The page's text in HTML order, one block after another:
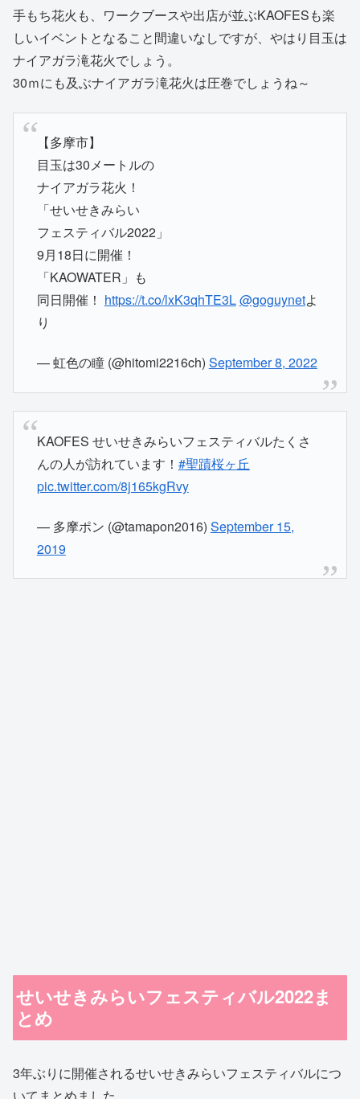
手もち花火も、ワークブースや出店が並ぶKAOFESも楽
しいイベントとなること間違いなしですが、やはり目玉は
ナイアガラ滝花火でしょう。
30ｍにも及ぶナイアガラ滝花火は圧巻でしょうね～
【多摩市】
目玉は30メートルの
ナイアガラ花火！
「せいせきみらい
フェスティバル2022」
9月18日に開催！
「KAOWATER」も
同日開催！ https://t.co/lxK3qhTE3L@goguynetよ
り
— 虹色の瞳 (@hitomi2216ch) September 8, 2022
KAOFES せいせきみらいフェスティバルたくさ
んの人が訪れています！ #聖蹟桜ヶ丘
pic.twitter.com/8j165kgRvy
— 多摩ポン (@tamapon2016) September 15,
2019
せいせきみらいフェスティバル2022ま
とめ
3年ぶりに開催されるせいせきみらいフェスティバルにつ